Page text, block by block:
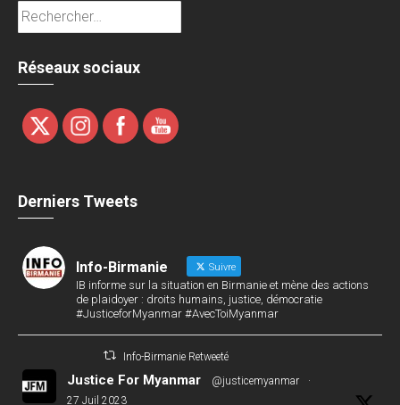
Rechercher :
Réseaux sociaux
Derniers Tweets
Info-Birmanie Suivre
IB informe sur la situation en Birmanie et mène des actions
de plaidoyer : droits humains, justice, démocratie
#JusticeforMyanmar #AvecToiMyanmar
Info-Birmanie Retweeté
Justice For Myanmar @justicemyanmar
·
27 Juil 2023